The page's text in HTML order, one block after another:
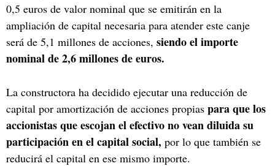
0,5 euros de valor nominal que se emitirán en la
ampliación de capital necesaria para atender este canje
será de 5,1 millones de acciones, siendo el importe
nominal de 2,6 millones de euros.
La constructora ha decidido ejecutar una reducción de
capital por amortización de acciones propias para que los
accionistas que escojan el efectivo no vean diluida su
participación en el capital social, por lo que también se
reducirá el capital en ese mismo importe.